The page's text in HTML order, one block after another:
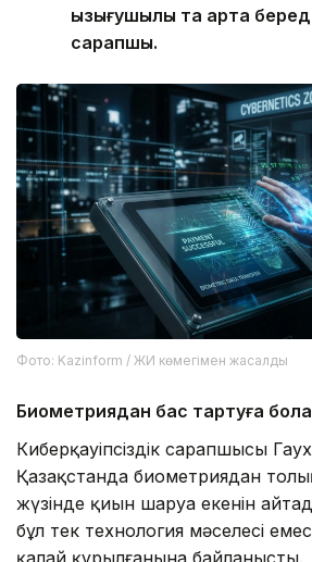
қызығушылық та арта
сарапшы.
Фото: Kazinform / ЖИ көмегімен жасалды
Биометриядан бас тартуға
Киберқауіпсіздік сарапшысы
Қазақстанда биометриядан
жүзінде қиын шаруа екенін
бұл тек технология мәселесі
қалай құрылғанына байланысты.